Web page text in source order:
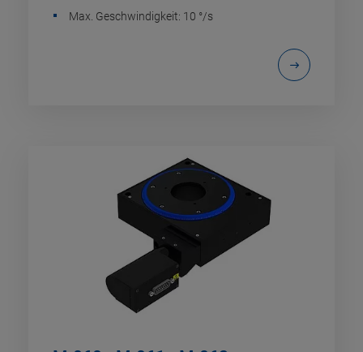
Max. Geschwindigkeit: 10 °/s